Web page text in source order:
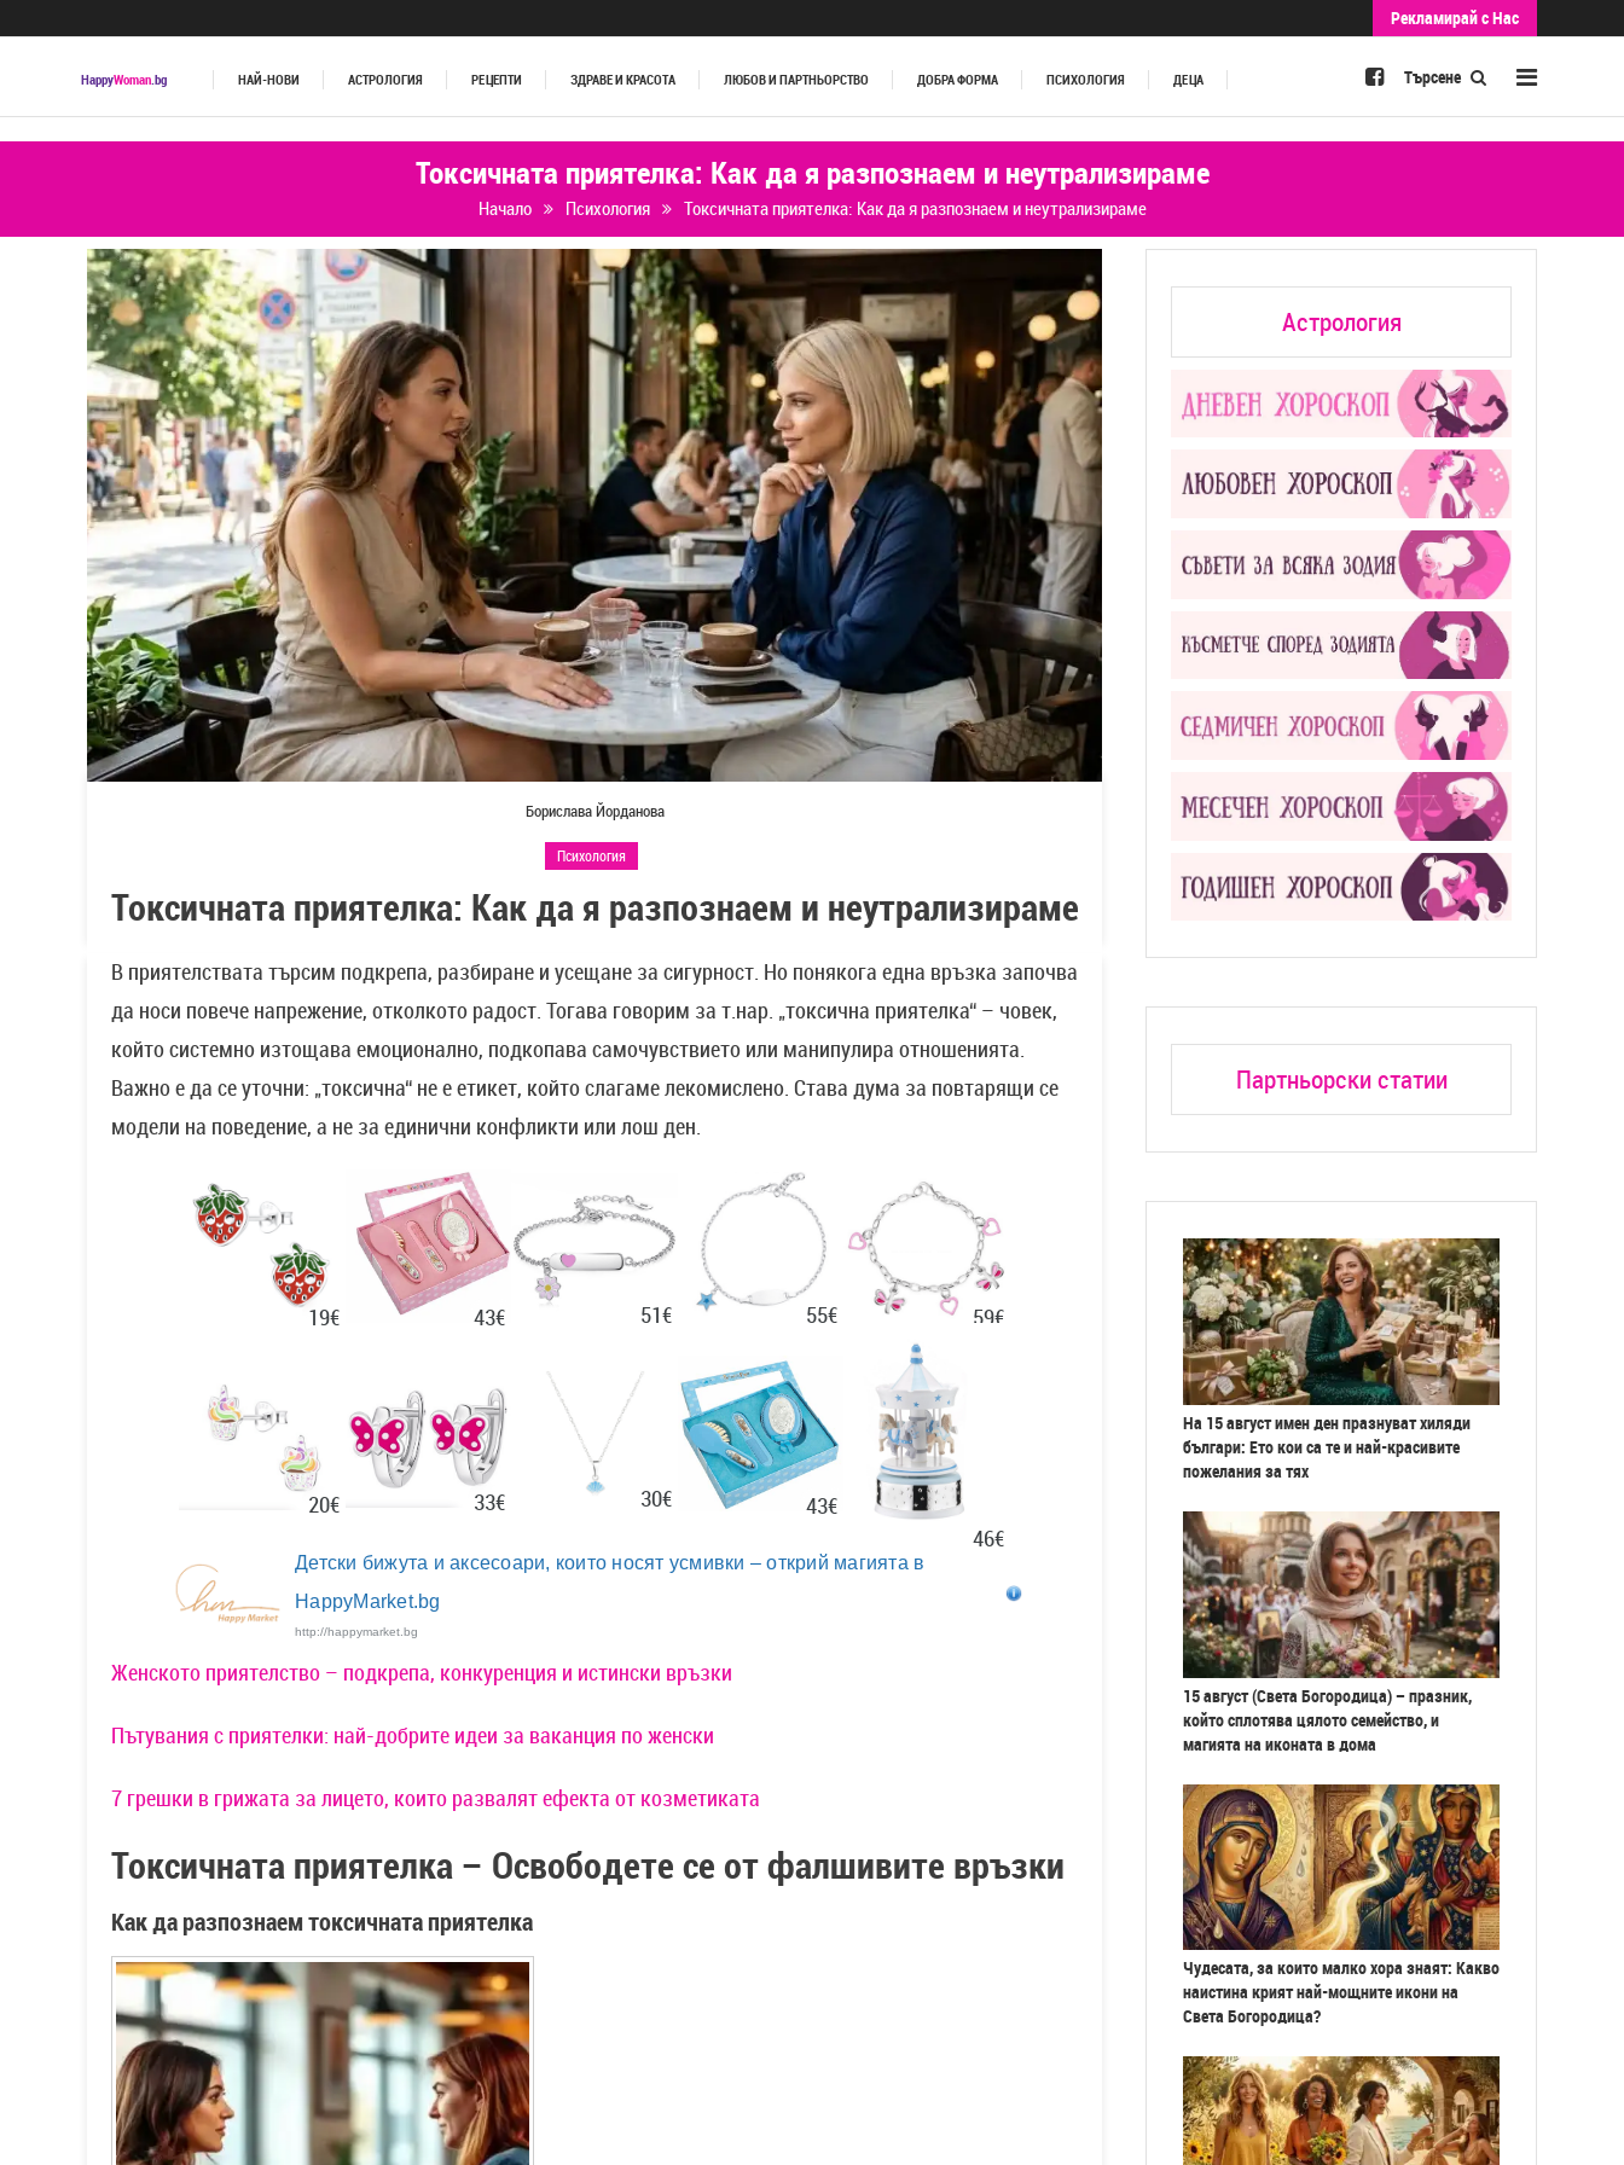
Рекламирай с Нас
HappyWoman.bg НАЙ-НОВИ АСТРОЛОГИЯ РЕЦЕПТИ ЗДРАВЕ И КРАСОТА ЛЮБОВ И ПАРТНЬОРСТВО ДОБРА ФОРМА ПСИХОЛОГИЯ ДЕЦА Търсене
Токсичната приятелка: Как да я разпознаем и неутрализираме
Начало Психология Токсичната приятелка: Как да я разпознаем и неутрализираме
Борислава Йорданова
Психология
Токсичната приятелка: Как да я разпознаем и неутрализираме
В приятелствата търсим подкрепа, разбиране и усещане за сигурност. Но понякога една връзка започва
да носи повече напрежение, отколкото радост. Тогава говорим за т.нар. „токсична приятелка“ – човек,
който системно изтощава емоционално, подкопава самочувствието или манипулира отношенията.
Важно е да се уточни: „токсична“ не е етикет, който слагаме лекомислено. Става дума за повтарящи се
модели на поведение, а не за единични конфликти или лош ден.
19€ 43€ 51€ 55€ 59€
20€ 33€ 30€
43€
46€
Детски бижута и аксесоари, които носят усмивки – открий магията в
HappyMarket.bg
http://happymarket.bg
Женското приятелство – подкрепа, конкуренция и истински връзки
Пътувания с приятелки: най-добрите идеи за ваканция по женски
7 грешки в грижата за лицето, които развалят ефекта от козметиката
Токсичната приятелка – Освободете се от фалшивите връзки
Как да разпознаем токсичната приятелка
Астрология
Партньорски статии
На 15 август имен ден празнуват хиляди
българи: Ето кои са те и най-красивите
пожелания за тях
15 август (Света Богородица) – празник,
който сплотява цялото семейство, и
магията на иконата в дома
Чудесата, за които малко хора знаят: Какво
наистина крият най-мощните икони на
Света Богородица?